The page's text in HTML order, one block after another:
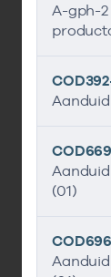
A-gph-
(01)